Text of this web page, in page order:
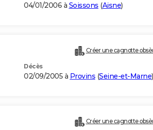
04/01/2006 à Soissons (Aisne)
Créer une cagnotte
Décès
02/09/2005 à Provins (Seine-et-Marne)
Créer une cagnotte